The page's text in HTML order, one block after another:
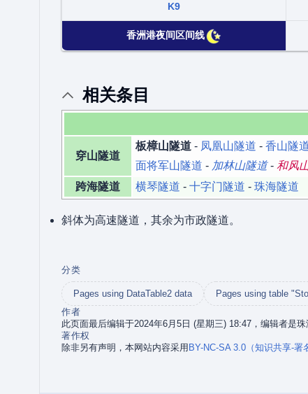
K9
香洲港夜间区间线
相关条目
穿山隧道
板樟山隧道 - 凤凰山隧道 - 香山隧
面将军山隧道 - 加林山隧道- 和风
跨海隧道
横琴隧道 - 十字门隧道 - 珠海隧道
斜体为高速隧道，其余为市政隧道。
分类
Pages using DataTable2 data
Pages using table
作者
此页面最后编辑于2024年6月5日 (星期三) 18:47，编辑者是
著作权
除非另有声明，本网站内容采用 BY-NC-SA 3.0（知识共享-署